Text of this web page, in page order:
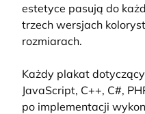
estetyce pasują do
trzech wersjach
rozmiarach.
Każdy plakat
JavaScript, C++, C#,
po implementacji